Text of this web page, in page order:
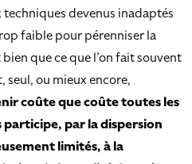
devenus inadaptés
faible pour pérenniser la
que ce que l’on fait souvent
seul, ou mieux encore,
coûte que coûte toutes les
par la dispersion
limités, à la